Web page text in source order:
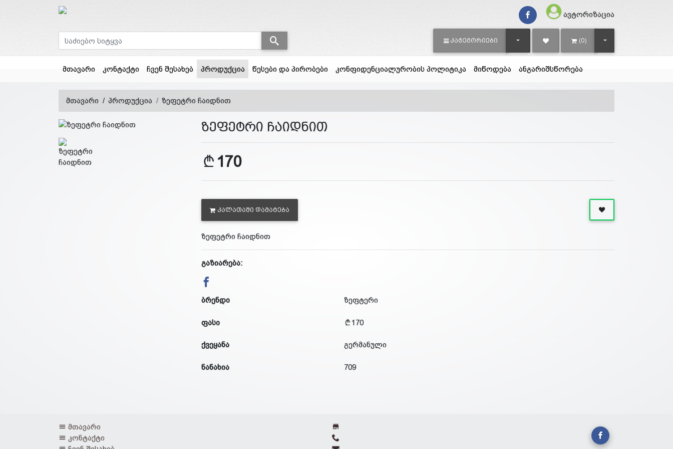
ავტორიზაცია
ᲙᲐᲢᲔᲒᲝᲠᲘᲔᲑᲘ TOGGLE DROPDOWN(0) TOGGLE DROPDOWN
მთავარი კონტაქტი ჩვენ შესახებ პროდუქცია(current)
წესები და პირობები კონფიდენციალურობის პოლიტიკა მიწოდება ანგარიშსწორება
მთავარი პროდუქცია ზეფეტრი ჩაიდნით
ზეფეტრი ჩაიდნით
170
ᲙᲐᲚᲐᲗᲐᲨᲘ ᲓᲐᲛᲐᲢᲔᲑᲐ
ზეფეტრი ჩაიდნით
გაზიარება:
ბრენდი ზეფტერი
ფასი 170
ქვეყანა გერმანული
ნანახია 709
მთავარი
კონტაქტი